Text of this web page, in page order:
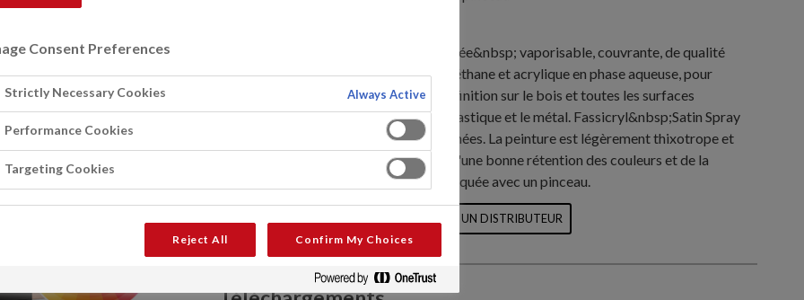
Fassicryl Satin Spray est une laque satinée&nbsp; vaporisable, couvrante, de qualité
supérieure, à base de résines alkyde-uréthane et acrylique en phase aqueuse, pour
l'intérieur. Convient comme couche de finition sur le bois et toutes les surfaces
correctement préparées telles que le plastique et le métal. Fassicryl&nbsp;Satin Spray
résiste aux rayures et aux graisses cutanées. La peinture est légèrement thixotrope et
présente une excellente fluidité ainsi qu'une bonne rétention des couleurs et de la
brillance. Elle peut être également appliquée avec un pinceau.
LOCALISER UN DISTRIBUTEUR
Consent Preferences
Strictly Necessary Cookies Always Active
Performance Cookies
Targeting Cookies
Reject All Confirm My Choices